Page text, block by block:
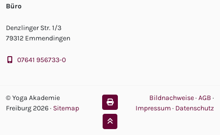
Büro
Denzlinger Str. 1/3
79312 Emmendingen
07641 956733-0
© Yoga Akademie
Freiburg 2026· Sitemap
Bildnachweise· AGB ·
Impressum · Datenschutz